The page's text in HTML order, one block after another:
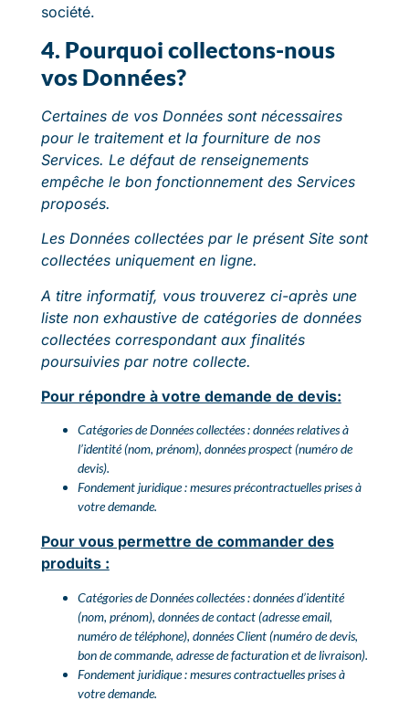
société.
4. Pourquoi collectons-nous
vos Données?
Certaines de vos Données sont nécessaires
pour le traitement et la fourniture de nos
Services. Le défaut de renseignements
empêche le bon fonctionnement des Services
proposés.
Les Données collectées par le présent Site sont
collectées uniquement en ligne.
A titre informatif, vous trouverez ci-après une
liste non exhaustive de catégories de données
collectées correspondant aux finalités
poursuivies par notre collecte.
Pour répondre à votre demande de devis:
Catégories de Données collectées : données relatives à
l’identité (nom, prénom), données prospect (numéro de
devis).
Fondement juridique : mesures précontractuelles prises à
votre demande.
Pour vous permettre de commander des
produits :
Catégories de Données collectées : données d’identité
(nom, prénom), données de contact (adresse email,
numéro de téléphone), données Client (numéro de devis,
bon de commande, adresse de facturation et de livraison).
Fondement juridique : mesures contractuelles prises à
votre demande.